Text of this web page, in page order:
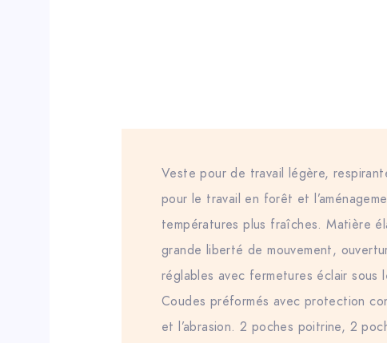
Veste pour de travail légère,
pour le travail en forêt et
températures plus fraîches. Matière
grande liberté de mouvement,
réglables avec fermetures éclair sous
Coudes préformés avec protection
et l’abrasion. 2 poches poitrine, 2